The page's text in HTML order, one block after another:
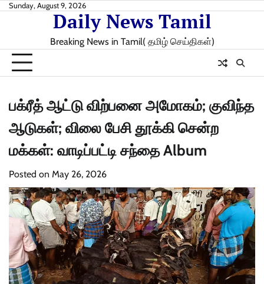
SkipSunday, August 9, 2026
Daily News Tamil
Breaking News in Tamil( தமிழ் செய்திகள்)
பக்ரீத் ஆட்டு விற்பனை அமோகம்; குவிந்த
ஆடுகள்; விலை பேசி தூக்கி சென்ற
மக்கள்: வாடிப்பட்டி சந்தை Album
Posted on May 26, 2026